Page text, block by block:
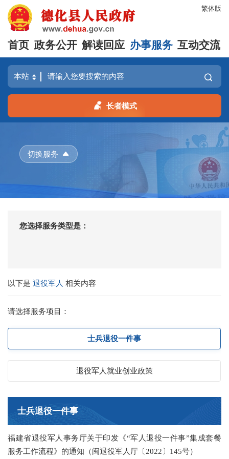
繁体版
首页 政务公开 解读回应 办事服务 互动交流
长者模式
切换服务
您选择服务类型是：
以下是退役军人相关内容
请选择服务项目：
士兵退役一件事
退役军人就业创业政策
士兵退役一件事
福建省退役军人事务厅关于印发《“军人退役一件事”集成套餐
服务工作流程》的通知（闽退役军人厅〔2022〕145号）